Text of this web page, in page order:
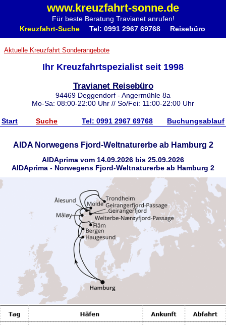
www.kreuzfahrt-sonne.de
Für beste Beratung Travianet anrufen!
Kreuzfahrt-Suche Tel: 0991 2967 69768 Reisebüro
Aktuelle Kreuzfahrt Sonderangebote
Ihr Kreuzfahrtspezialist seit 1998
Travianet Reisebüro
94469 Deggendorf - Angermühle 8a
Mo-Sa: 08:00-22:00 Uhr // So/Fei: 11:00-22:00 Uhr
Start Suche Tel: 0991 2967 69768 Buchungsablauf
AIDA Norwegens Fjord-Weltnaturerbe ab Hamburg 2
AIDAprima vom 14.09.2026 bis 25.09.2026
AIDAprima - Norwegens Fjord-Weltnaturerbe ab Hamburg 2